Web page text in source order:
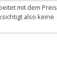
mit dem Preis
also keine